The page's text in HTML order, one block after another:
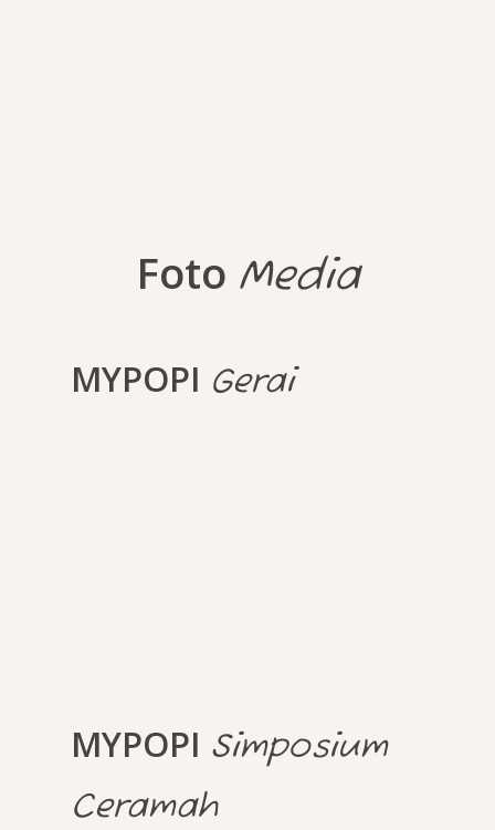
Foto Media
MYPOPI Gerai
MYPOPI Simposium
Ceramah